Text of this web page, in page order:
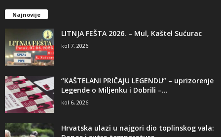
Najnovije
LITNJA FEŠTA 2026. – Mul, Kaštel Sućurac
kol 7, 2026
“KAŠTELANI PRIČAJU LEGENDU” – uprizorenje
Legende o Miljenku i Dobrili –...
kol 6, 2026
Hrvatska ulazi u najgori dio toplinskog vala: